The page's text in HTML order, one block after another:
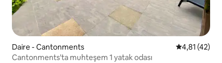
Daire - Cantonments 5 üzerinden
4,81 (42)
Cantonments'ta muhteşem 1 yatak odası